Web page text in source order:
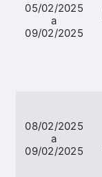
05/02/2025
a
09/02/2025
08/02/2025
a
09/02/2025